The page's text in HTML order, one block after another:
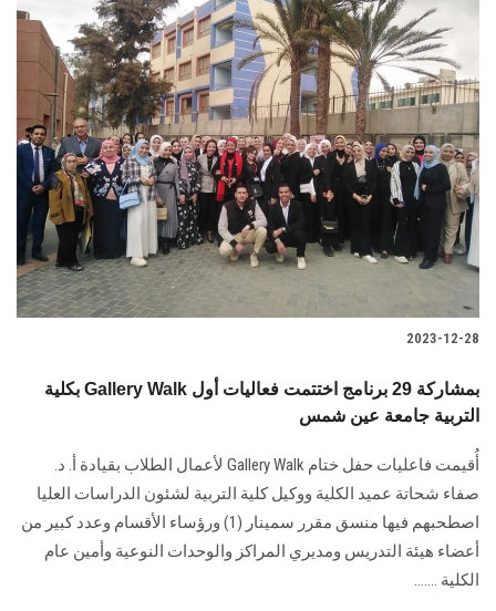
2023-12-28
بكلية Gallery Walk بمشاركة 29 برنامج اختتمت فعاليات أول
التربية جامعة عين شمس
أُقيمت فاعليات حفل ختام‎ Gallery Walk ‎لأعمال الطلاب بقيادة أ. د.
صفاء شحاتة عميد الكلية ‏ووكيل كلية التربية لشئون الدراسات العليا
اصطحبهم فيها منسق مقرر سمينار (1) ورؤساء الأقسام وعدد كبير من
أعضاء هيئة ‏التدريس ومديري المراكز والوحدات النوعية وأمين عام
الكلية …....